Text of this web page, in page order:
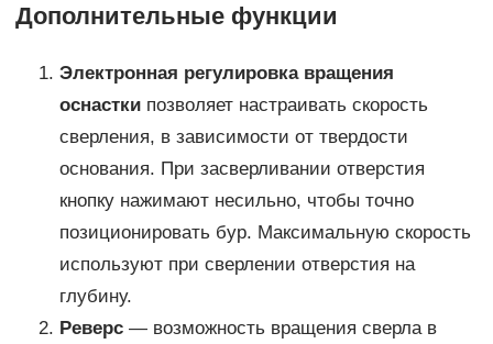
Дополнительные функции
Электронная регулировка вращения
оснасткипозволяет настраивать скорость
сверления, в зависимости от твердости
основания. При засверливании отверстия
кнопку нажимают несильно, чтобы точно
позиционировать бур. Максимальную скорость
используют при сверлении отверстия на
глубину.
Реверс— возможность вращения сверла в